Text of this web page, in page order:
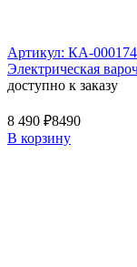
Артикул: КА-
Электрическая
доступно к заказу
8 490 ₽8490
В корзину